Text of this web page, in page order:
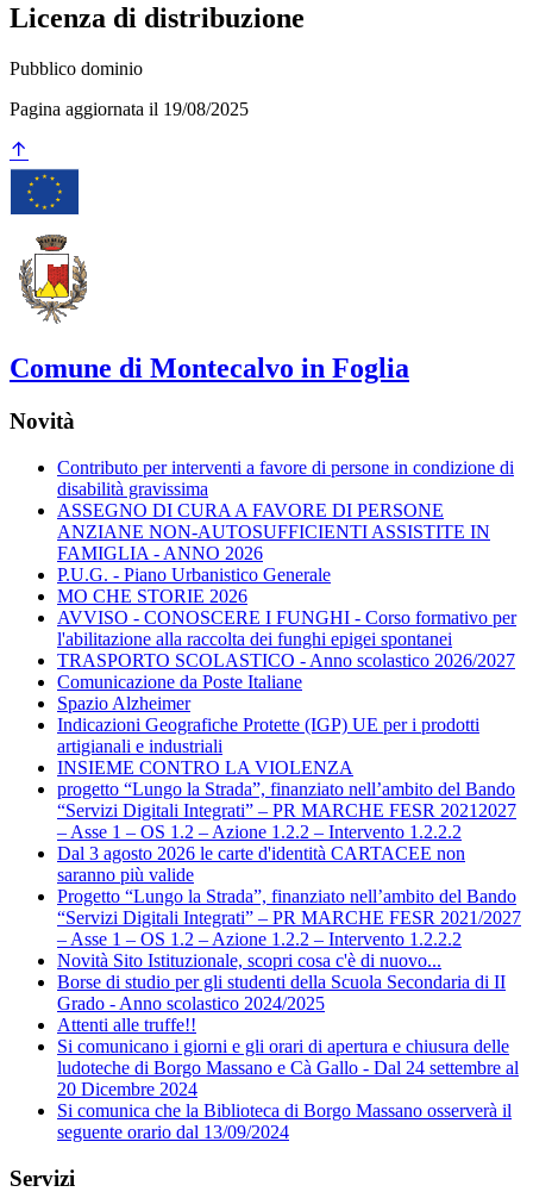
Licenza di distribuzione
Pubblico dominio
Pagina aggiornata il 19/08/2025
Comune di Montecalvo in Foglia
Novità
Contributo per interventi a favore di persone in condizione di
disabilità gravissima
ASSEGNO DI CURA A FAVORE DI PERSONE
ANZIANE NON-AUTOSUFFICIENTI ASSISTITE IN
FAMIGLIA - ANNO 2026
P.U.G. - Piano Urbanistico Generale
MO CHE STORIE 2026
AVVISO - CONOSCERE I FUNGHI - Corso formativo per
l'abilitazione alla raccolta dei funghi epigei spontanei
TRASPORTO SCOLASTICO - Anno scolastico 2026/2027
Comunicazione da Poste Italiane
Spazio Alzheimer
Indicazioni Geografiche Protette (IGP) UE per i prodotti
artigianali e industriali
INSIEME CONTRO LA VIOLENZA
progetto “Lungo la Strada”, finanziato nell’ambito del Bando
“Servizi Digitali Integrati” – PR MARCHE FESR 20212027
– Asse 1 – OS 1.2 – Azione 1.2.2 – Intervento 1.2.2.2
Dal 3 agosto 2026 le carte d'identità CARTACEE non
saranno più valide
Progetto “Lungo la Strada”, finanziato nell’ambito del Bando
“Servizi Digitali Integrati” – PR MARCHE FESR 2021/2027
– Asse 1 – OS 1.2 – Azione 1.2.2 – Intervento 1.2.2.2
Novità Sito Istituzionale, scopri cosa c'è di nuovo...
Borse di studio per gli studenti della Scuola Secondaria di II
Grado - Anno scolastico 2024/2025
Attenti alle truffe!!
Si comunicano i giorni e gli orari di apertura e chiusura delle
ludoteche di Borgo Massano e Cà Gallo - Dal 24 settembre al
20 Dicembre 2024
Si comunica che la Biblioteca di Borgo Massano osserverà il
seguente orario dal 13/09/2024
Servizi